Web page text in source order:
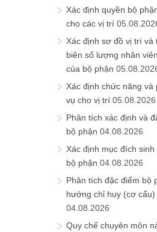
Xác định quyền bộ
cho các vị trí
Xác định sơ đồ vị trí và
biên số lượng nhân
của bộ phận
Xác định chức năng và
vụ cho vị trí 05.08.2026
Phân tích xác định và
bộ phận 04.08.2026
Xác định mục đích
bộ phận 04.08.2026
Phân tích đặc điểm bộ
hướng chỉ huy (cơ cấu)
04.08.2026
Quy chế chuyên môn